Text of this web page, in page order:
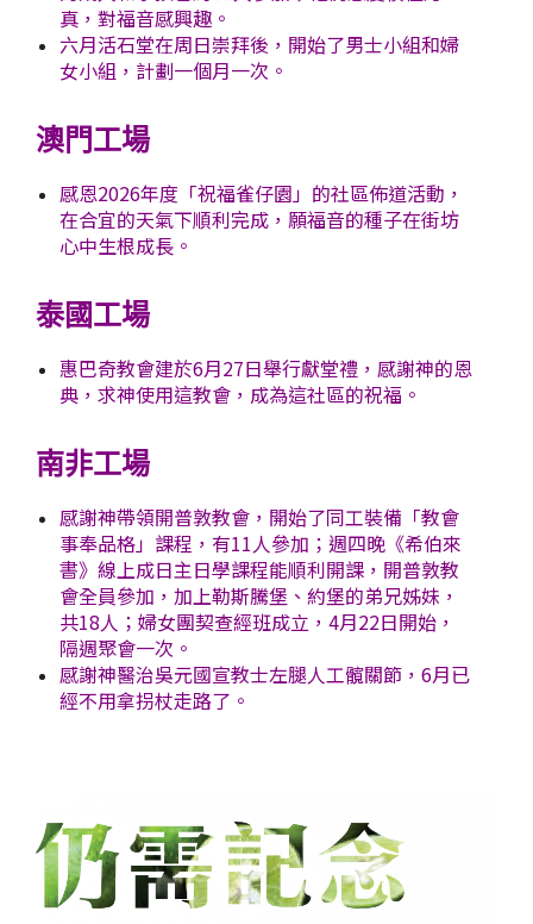
真，對福音感興趣。
六月活石堂在周日崇拜後，開始了男士小組和婦
女小組，計劃一個月一次。
澳門工場
感恩2026年度「祝福雀仔園」的社區佈道活動，
在合宜的天氣下順利完成，願福音的種子在街坊
心中生根成長。
泰國工場
惠巴奇教會建於6月27日舉行獻堂禮，感謝神的恩
典，求神使用這教會，成為這社區的祝福。
南非工場
感謝神帶領開普敦教會，開始了同工裝備「教會
事奉品格」課程，有11人參加；週四晚《希伯來
書》線上成日主日學課程能順利開課，開普敦教
會全員參加，加上勒斯騰堡、約堡的弟兄姊妹，
共18人；婦女團契查經班成立，4月22日開始，
隔週聚會一次。
感謝神醫治吳元國宣教士左腿人工髖關節，6月已
經不用拿拐杖走路了。